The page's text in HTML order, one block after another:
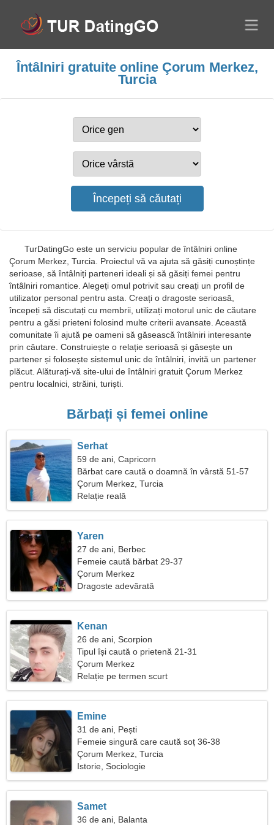
Întâlniri gratuite online Çorum Merkez,
Turcia
TurDatingGo este un serviciu popular de întâlniri online
Çorum Merkez, Turcia. Proiectul vă va ajuta să găsiți cunoștințe
serioase, să întâlniți parteneri ideali și să găsiți femei pentru
întâlniri romantice. Alegeți omul potrivit sau creați un profil de
utilizator personal pentru asta. Creați o dragoste serioasă,
începeți să discutați cu membrii, utilizați motorul unic de căutare
pentru a găsi prieteni folosind multe criterii avansate. Această
comunitate îi ajută pe oameni să găsească întâlniri interesante
prin căutare. Construiește o relație serioasă și găsește un
partener și folosește sistemul unic de întâlniri, invită un partener
plăcut. Alăturați-vă site-ului de întâlniri gratuit Çorum Merkez
pentru localnici, străini, turiști.
Bărbați și femei online
Serhat
59 de ani, Capricorn
Bărbat care caută o doamnă în vârstă 51-57
Çorum Merkez, Turcia
Relație reală
Yaren
27 de ani, Berbec
Femeie caută bărbat 29-37
Çorum Merkez
Dragoste adevărată
Kenan
26 de ani, Scorpion
Tipul își caută o prietenă 21-31
Çorum Merkez
Relație pe termen scurt
Emine
31 de ani, Pești
Femeie singură care caută soț 36-38
Çorum Merkez, Turcia
Istorie, Sociologie
Samet
36 de ani, Balanta